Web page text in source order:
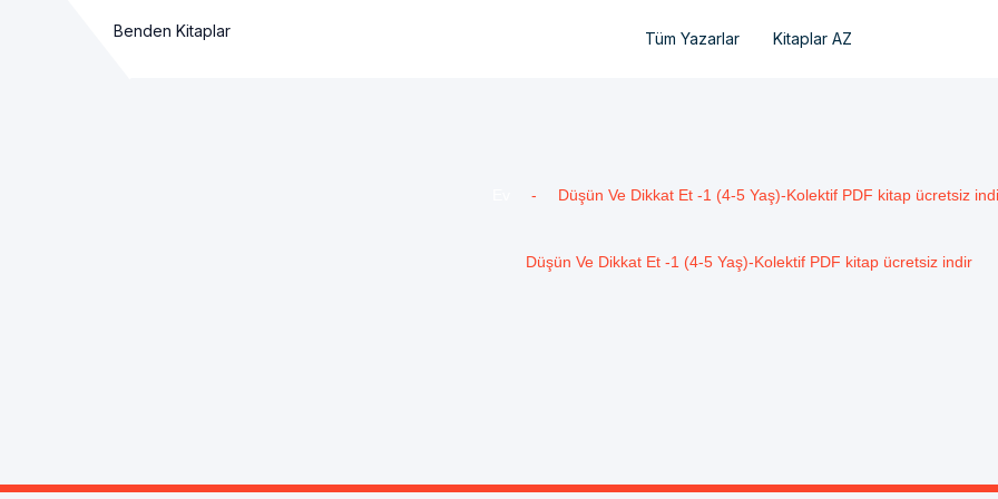
Benden Kitaplar Tüm Yazarlar Kitaplar AZ
- Düşün Ve Dikkat Et -1 (4-5 Yaş)-Kolektif PDF kitap ücretsiz
Düşün Ve Dikkat Et -1 (4-5 Yaş)-Kolektif PDF kitap ücretsiz indir